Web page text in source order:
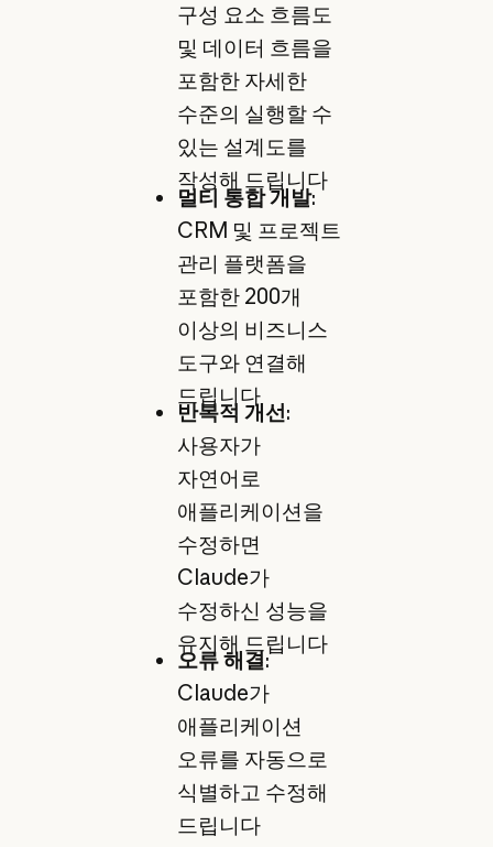
구성 요소 흐름도
및 데이터 흐름을
포함한 자세한
수준의 실행할 수
있는 설계도를
작성해 드립니다
멀티 통합 개발:
CRM 및 프로젝트
관리 플랫폼을
포함한 200개
이상의 비즈니스
도구와 연결해
드립니다
반복적 개선:
사용자가
자연어로
애플리케이션을
수정하면
Claude가
수정하신 성능을
유지해 드립니다
오류 해결:
Claude가
애플리케이션
오류를 자동으로
식별하고 수정해
드립니다